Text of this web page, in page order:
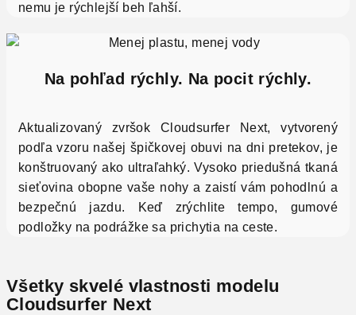
nemu je rýchlejší beh ľahší.
Na pohľad rýchly. Na pocit rýchly.
Aktualizovaný zvršok Cloudsurfer Next, vytvorený
podľa vzoru našej špičkovej obuvi na dni pretekov, je
konštruovaný ako ultraľahký. Vysoko priedušná tkaná
sieťovina obopne vaše nohy a zaistí vám pohodlnú a
bezpečnú jazdu. Keď zrýchlite tempo, gumové
podložky na podrážke sa prichytia na ceste.
Všetky skvelé vlastnosti modelu
Cloudsurfer Next